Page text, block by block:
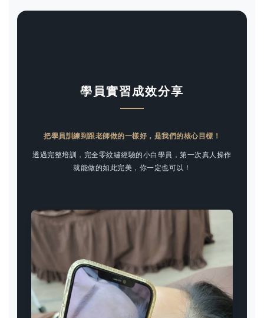
學員實習成效分享
把學員訓練到跟老師做的一樣好，是我們的核心目標！
透過完整培訓，完全零紋繡經驗的小白學員，第一次真人操作
就能做的如此完美，你一定也可以！